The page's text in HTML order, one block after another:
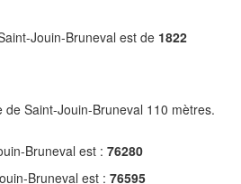
Jouin-Bruneval est de 1822
de Saint-Jouin-Bruneval 110 mètres.
Bruneval est : 76280
Bruneval est : 76595